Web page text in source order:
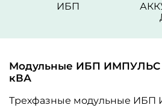
ИБП
Модульные ИБП
кВА
Трехфазные модульные